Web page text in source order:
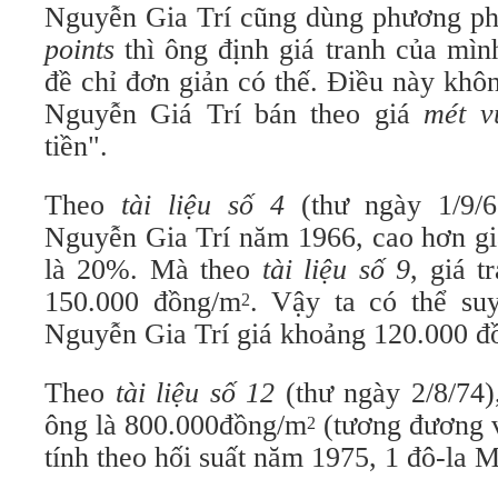
Nguyễn Gia Trí cũng dùng phương
points thì ông định giá tranh của
đề chỉ đơn giản có thế. Điều này
Nguyễn Giá Trí bán theo giá mét
tiền".
Theo tài liệu số 4(thư ngày 1/9/
Nguyễn Gia Trí năm 1966, cao hơn
là 20%. Mà theo tài liệu số 9, giá
150.000 đồng/m2. Vậy ta có thể
Nguyễn Gia Trí giá khoảng 120.000
Theo tài liệu số 12 (thư ngày 2/8/
ông là 800.000đồng/m2 (tương đương
tính theo hối suất năm 1975, 1 đô-la